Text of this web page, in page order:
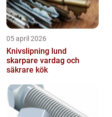
05 april 2026
Knivslipning lund
skarpare vardag och
säkrare kök